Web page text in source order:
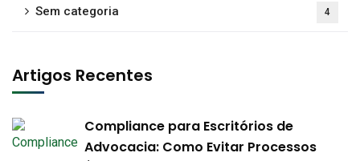
Sem categoria 4
Artigos Recentes
Compliance para Escritórios de
Advocacia: Como Evitar Processos